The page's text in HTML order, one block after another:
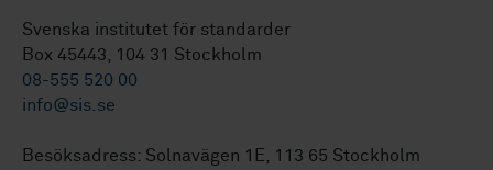
Svenska institutet för standarder
Box 45443, 104 31 Stockholm
08-555 520 00
info@sis.se
Besöksadress: Solnavägen 1E, 113 65 Stockholm